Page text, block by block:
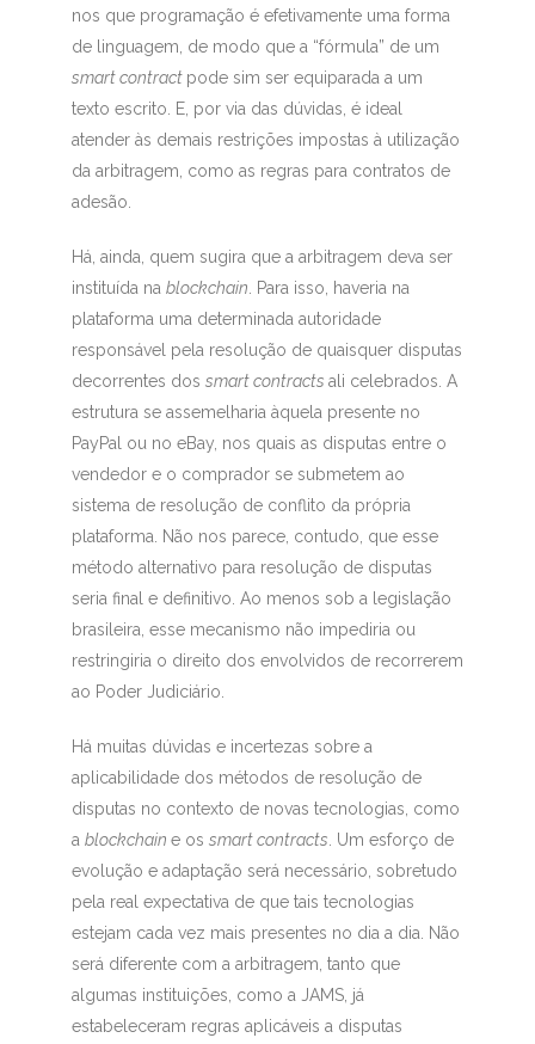
nos que programação é efetivamente uma forma
de linguagem, de modo que a “fórmula” de um
smart contract pode sim ser equiparada a um
texto escrito. E, por via das dúvidas, é ideal
atender às demais restrições impostas à utilização
da arbitragem, como as regras para contratos de
adesão.
Há, ainda, quem sugira que a arbitragem deva ser
instituída na blockchain. Para isso, haveria na
plataforma uma determinada autoridade
responsável pela resolução de quaisquer disputas
decorrentes dos smart contracts ali celebrados. A
estrutura se assemelharia àquela presente no
PayPal ou no eBay, nos quais as disputas entre o
vendedor e o comprador se submetem ao
sistema de resolução de conflito da própria
plataforma. Não nos parece, contudo, que esse
método alternativo para resolução de disputas
seria final e definitivo. Ao menos sob a legislação
brasileira, esse mecanismo não impediria ou
restringiria o direito dos envolvidos de recorrerem
ao Poder Judiciário.
Há muitas dúvidas e incertezas sobre a
aplicabilidade dos métodos de resolução de
disputas no contexto de novas tecnologias, como
a blockchain e os smart contracts. Um esforço de
evolução e adaptação será necessário, sobretudo
pela real expectativa de que tais tecnologias
estejam cada vez mais presentes no dia a dia. Não
será diferente com a arbitragem, tanto que
algumas instituições, como a JAMS, já
estabeleceram regras aplicáveis a disputas